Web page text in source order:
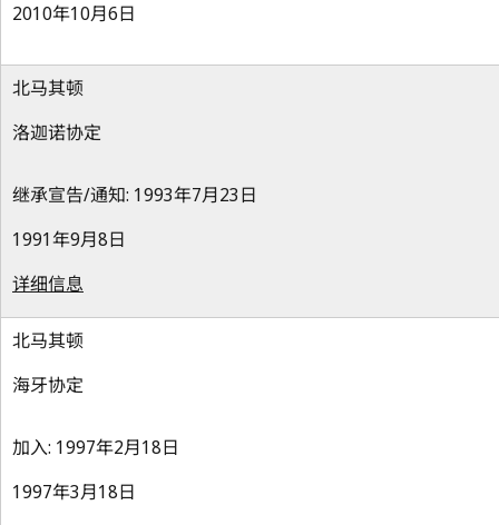
2010年10月6日
北马其顿
洛迦诺协定
继承宣告/通知: 1993年7月23日
1991年9月8日
详细信息
北马其顿
海牙协定
加入: 1997年2月18日
1997年3月18日